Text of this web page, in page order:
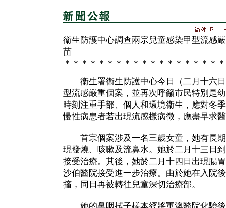
衞生防護中心調查兩宗兒童感染甲型流感
苗
＊＊＊＊＊＊＊＊＊＊＊＊＊＊＊＊＊＊
衞生署衞生防護中心今日（二月十六日
型流感嚴重個案，並再次呼籲市民特別是
時刻注重手部、個人和環境衞生，應對冬
慢性病患者若出現流感樣病徵，應盡早求
首宗個案涉及一名三歲女童，她有長期
現發燒、咳嗽及流鼻水。她於二月十三日
接受治療。其後，她於二月十四日出現腸
沙伯醫院接受進一步治療。由於她在入院
搐，同日再被轉往兒童深切治療部。